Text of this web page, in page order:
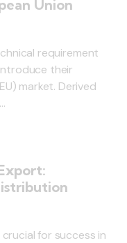
Union
requirement
their
market. Derived
for success in